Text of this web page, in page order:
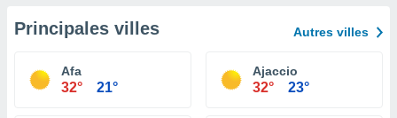
Principales villes Autres villes
Afa
32° 21°
Ajaccio
32° 23°